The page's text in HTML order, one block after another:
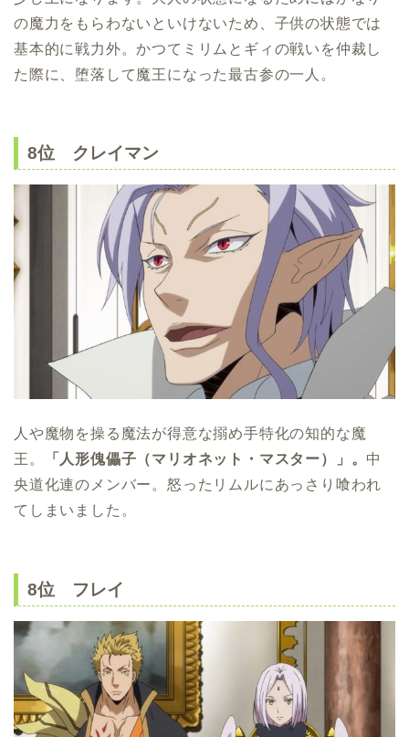
の魔力をもらわないといけないため、子供の状態では
基本的に戦力外。かつてミリムとギィの戦いを仲裁し
た際に、堕落して魔王になった最古参の一人。
8位 クレイマン
人や魔物を操る魔法が得意な搦め手特化の知的な魔
王。
「人形傀儡子（マリオネット・マスター）」。 中
央道化連のメンバー。怒ったリムルにあっさり喰われ
てしまいました。
8位 フレイ